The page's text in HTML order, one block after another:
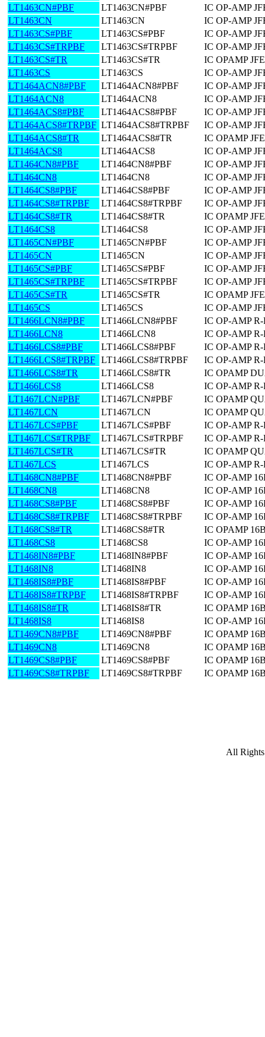
LT1463CN#PBF
LT1463CN#PBF
IC OP-AMP
LT1463CN
LT1463CN
IC OP-AMP
LT1463CS#PBF
LT1463CS#PBF
IC OP-AMP
LT1463CS#TRPBF
LT1463CS#TRPBF
IC OP-AMP
LT1463CS#TR
LT1463CS#TR
IC OPAMP
LT1463CS
LT1463CS
IC OP-AMP
LT1464ACN8#PBF
LT1464ACN8#PBF
IC OP-AMP
LT1464ACN8
LT1464ACN8
IC OP-AMP
LT1464ACS8#PBF
LT1464ACS8#PBF
IC OP-AMP
LT1464ACS8#TRPBF LT1464ACS8#TRPBF
IC OP-AMP
LT1464ACS8#TR
LT1464ACS8#TR
IC OPAMP
LT1464ACS8
LT1464ACS8
IC OP-AMP
LT1464CN8#PBF
LT1464CN8#PBF
IC OP-AMP
LT1464CN8
LT1464CN8
IC OP-AMP
LT1464CS8#PBF
LT1464CS8#PBF
IC OP-AMP
LT1464CS8#TRPBF
LT1464CS8#TRPBF
IC OP-AMP
LT1464CS8#TR
LT1464CS8#TR
IC OPAMP
LT1464CS8
LT1464CS8
IC OP-AMP
LT1465CN#PBF
LT1465CN#PBF
IC OP-AMP
LT1465CN
LT1465CN
IC OP-AMP
LT1465CS#PBF
LT1465CS#PBF
IC OP-AMP
LT1465CS#TRPBF
LT1465CS#TRPBF
IC OP-AMP
LT1465CS#TR
LT1465CS#TR
IC OPAMP
LT1465CS
LT1465CS
IC OP-AMP
LT1466LCN8#PBF
LT1466LCN8#PBF
IC OP-AMP
LT1466LCN8
LT1466LCN8
IC OP-AMP
LT1466LCS8#PBF
LT1466LCS8#PBF
IC OP-AMP
LT1466LCS8#TRPBF LT1466LCS8#TRPBF
IC OP-AMP
LT1466LCS8#TR
LT1466LCS8#TR
IC OPAMP
LT1466LCS8
LT1466LCS8
IC OP-AMP
LT1467LCN#PBF
LT1467LCN#PBF
IC OPAMP
LT1467LCN
LT1467LCN
IC OPAMP
LT1467LCS#PBF
LT1467LCS#PBF
IC OP-AMP
LT1467LCS#TRPBF
LT1467LCS#TRPBF
IC OP-AMP
LT1467LCS#TR
LT1467LCS#TR
IC OPAMP
LT1467LCS
LT1467LCS
IC OP-AMP
LT1468CN8#PBF
LT1468CN8#PBF
IC OP-AMP
LT1468CN8
LT1468CN8
IC OP-AMP
LT1468CS8#PBF
LT1468CS8#PBF
IC OP-AMP
LT1468CS8#TRPBF
LT1468CS8#TRPBF
IC OP-AMP
LT1468CS8#TR
LT1468CS8#TR
IC OPAMP
LT1468CS8
LT1468CS8
IC OP-AMP
LT1468IN8#PBF
LT1468IN8#PBF
IC OP-AMP
LT1468IN8
LT1468IN8
IC OP-AMP
LT1468IS8#PBF
LT1468IS8#PBF
IC OP-AMP
LT1468IS8#TRPBF
LT1468IS8#TRPBF
IC OP-AMP
LT1468IS8#TR
LT1468IS8#TR
IC OPAMP
LT1468IS8
LT1468IS8
IC OP-AMP
LT1469CN8#PBF
LT1469CN8#PBF
IC OPAMP
LT1469CN8
LT1469CN8
IC OPAMP
LT1469CS8#PBF
LT1469CS8#PBF
IC OPAMP
LT1469CS8#TRPBF
LT1469CS8#TRPBF IC OPAMP
All Rights